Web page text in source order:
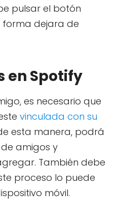
pulsar el botón
forma dejara de
en Spotify
es necesario que
vinculada con su
esta manera, podrá
amigos y
También debe
proceso lo puede
móvil.